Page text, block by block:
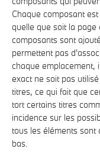
Chaque composant
quelle que soit la
composants sont
permettent pas
chaque emplacement,
exact ne soit pas
titres, ce qui fait que
tort certains titres
incidence sur les
tous les éléments sont
bas.